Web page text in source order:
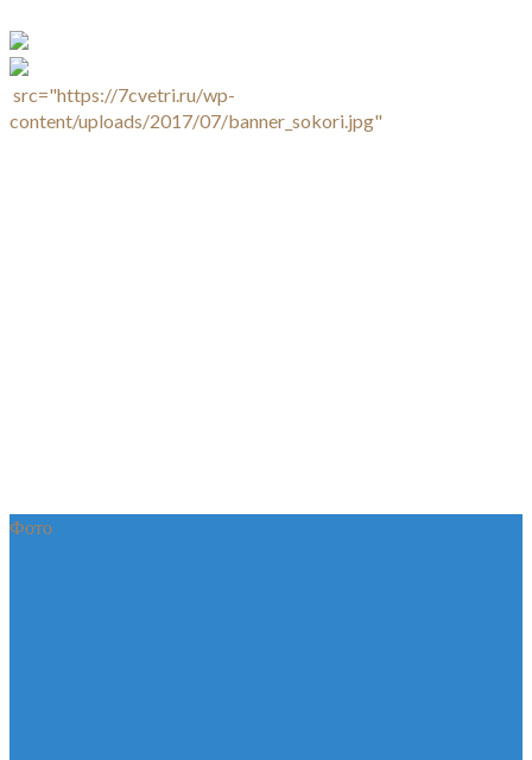
src="https://7cvetri.ru/wp-
content/uploads/2017/07/banner_sokori.jpg"
Фото